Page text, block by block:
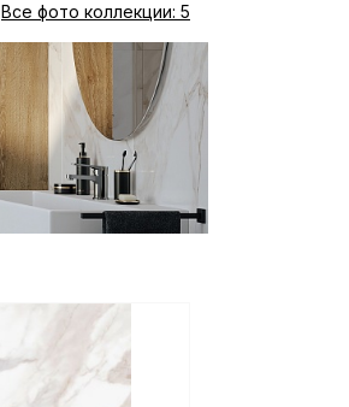
Все фото коллекции: 5